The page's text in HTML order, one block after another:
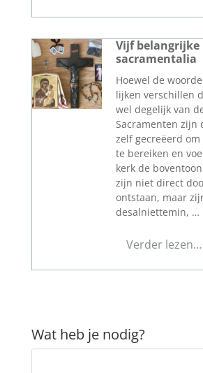
Vijf belangrijke
sacramentalia
Hoewel de
lijken verschillen
wel degelijk van
Sacramenten zijn
zelf gecreëerd
te bereiken en
kerk de
zijn niet direct
ontstaan, maar
desalniettemin, …
Verder lezen…
Wat heb je nodig?